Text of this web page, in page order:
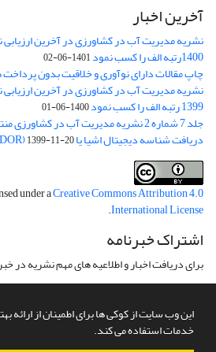
این وب سایت از کوکی ها برای اطمینان از ارائه
خدمات استفاده می کند.
آخرین اخبار
نشریه مدیریت آب در کشاورزی در آخرین
1400رتبه الف را کسب نمود 1401-06-02
چاپ مقالات دارای نوآوری و خلاقیت بدون پرداخت
نشریه مدیریت آب در کشاورزی در آخرین
1399 رتبه الف را کسب نمود 1400-06-01
جلد 7 شماره 2 نشریه مدیریت آب در کشاورزی منتشر شد
دریافت شناسه دیجیتال اشیا یا Digital Object Recognizer (DOR)1399-11-20
under aCreative Commons Attribution 4.0
International License
.
اشتراک خبرنامه
برای دریافت اخبار و اطلاعیه های مهم نشریه